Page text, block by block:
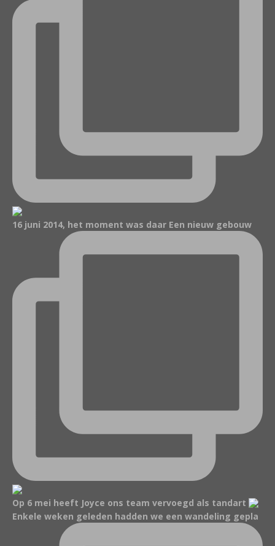
16 juni 2014, het moment was daar Een nieuw gebouw
Op 6 mei heeft Joyce ons team vervoegd als tandart
Enkele weken geleden hadden we een wandeling gepla